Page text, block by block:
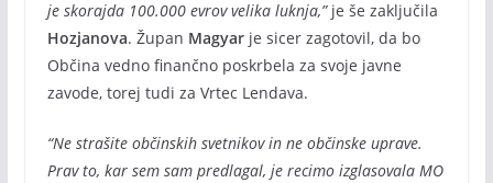
je skorajda 100.000 evrov velika luknja,”je še zaključila
Hozjanova. Župan Magyarje sicer zagotovil, da bo
Občina vedno finančno poskrbela za svoje javne
zavode, torej tudi za Vrtec Lendava.
“Ne strašite občinskih svetnikov in ne občinske uprave.
Prav to, kar sem sam predlagal, je recimo izglasovala MO